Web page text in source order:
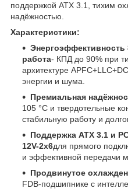
поддержкой ATX 3.1, тихим
надёжностью.
Характеристики:
Энергоэффективность
работа- КПД до 90% при
архитектуре
энергии и шума.
Премиальная
105 °C и твердотельные
стабильную работу и
Поддержка ATX 3.1 и
12V-2x6для прямого
и эффективной передачи
Продвинутое
FDB-подшипнике с